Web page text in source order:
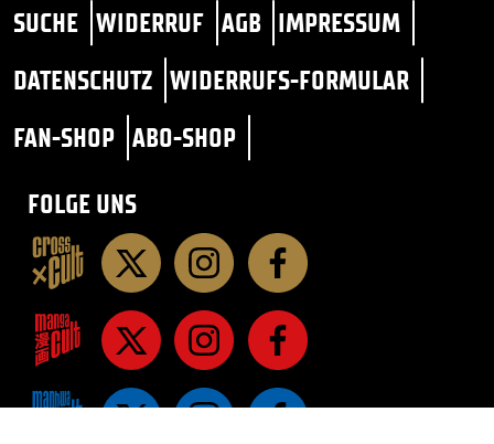
SUCHE WIDERRUF AGB IMPRESSUM
DATENSCHUTZ WIDERRUFS-FORMULAR
FAN-SHOP ABO-SHOP
FOLGE UNS